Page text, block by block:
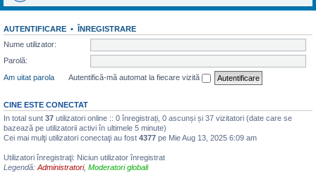
AUTENTIFICARE • ÎNREGISTRARE
Nume utilizator:
Parolă:
Am uitat parola
Autentifică-mă automat la fiecare vizită
CINE ESTE CONECTAT
In total sunt 37 utilizatori online :: 0 înregistrați, 0 ascunși și 37 vizitatori (date care se
bazează pe utilizatorii activi în ultimele 5 minute)
Cei mai mulţi utilizatori conectaţi au fost 4377 pe Mie Aug 13, 2025 6:09 am
Utilizatori înregistraţi: Niciun utilizator înregistrat
Legendă: Administratori, Moderatori globali